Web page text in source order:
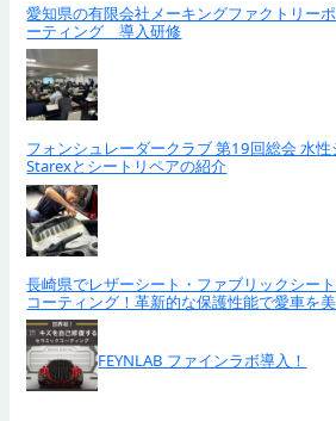
愛知県の有限会社メーキングファクトリー
ーティング 導入研修
フォンシュレーダークラブ 第19回総会 水
Starexとシートリペアの紹介
長崎県でレザーシート・ファブリックシー
コーティング！革新的な保護性能で愛車を
FEYNLAB ファインラボ導入！